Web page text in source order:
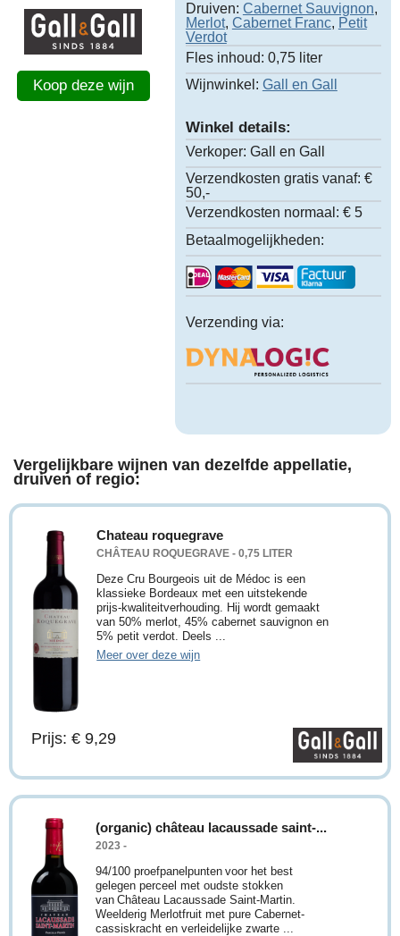
Koop deze wijn
Druiven: Cabernet Sauvignon,
Merlot, Cabernet Franc, Petit
Verdot
Fles inhoud: 0,75 liter
Wijnwinkel: Gall en Gall
Winkel details:
Verkoper: Gall en Gall
Verzendkosten gratis vanaf: €
50,-
Verzendkosten normaal: € 5
Betaalmogelijkheden:
Verzending via:
Vergelijkbare wijnen van dezelfde appellatie,
druiven of regio:
Chateau roquegrave
CHÂTEAU ROQUEGRAVE - 0,75 LITER
Deze Cru Bourgeois uit de Médoc is een
klassieke Bordeaux met een uitstekende
prijs-kwaliteitverhouding. Hij wordt gemaakt
van 50% merlot, 45% cabernet sauvignon en
5% petit verdot. Deels ...
Meer over deze wijn
Prijs: € 9,29
(organic) château lacaussade saint-...
2023 -
94/100 proefpanelpunten voor het best
gelegen perceel met oudste stokken
van Château Lacaussade Saint-Martin.
Weelderig Merlotfruit met pure Cabernet-
cassiskracht en verleidelijke zwarte ...